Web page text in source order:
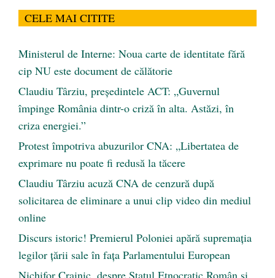
CELE MAI CITITE
Ministerul de Interne: Noua carte de identitate fără
cip NU este document de călătorie
Claudiu Târziu, președintele ACT: „Guvernul
împinge România dintr-o criză în alta. Astăzi, în
criza energiei.”
Protest împotriva abuzurilor CNA: „Libertatea de
exprimare nu poate fi redusă la tăcere
Claudiu Târziu acuză CNA de cenzură după
solicitarea de eliminare a unui clip video din mediul
online
Discurs istoric! Premierul Poloniei apără supremația
legilor țării sale în fața Parlamentului European